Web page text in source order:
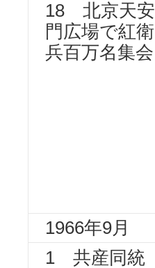
18 北京天安
門広場で紅衛
兵百万名集会
1966年9月
1 共産同統